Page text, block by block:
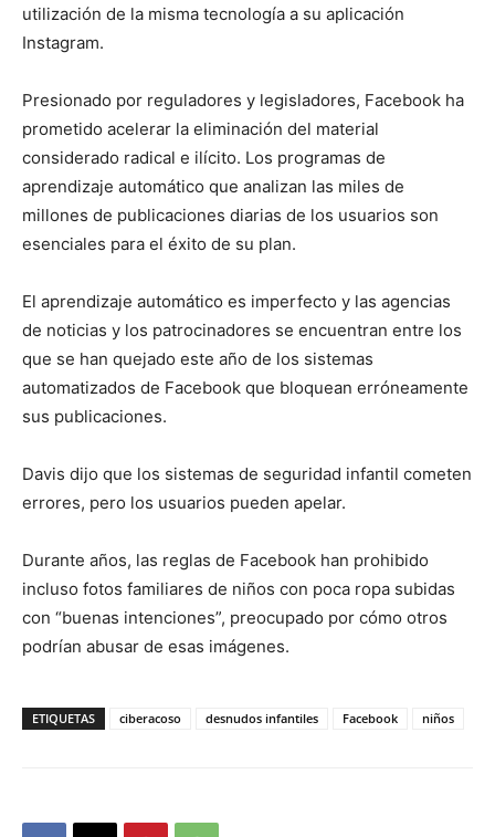
utilización de la misma tecnología a su aplicación
Instagram.
Presionado por reguladores y legisladores, Facebook ha
prometido acelerar la eliminación del material
considerado radical e ilícito. Los programas de
aprendizaje automático que analizan las miles de
millones de publicaciones diarias de los usuarios son
esenciales para el éxito de su plan.
El aprendizaje automático es imperfecto y las agencias
de noticias y los patrocinadores se encuentran entre los
que se han quejado este año de los sistemas
automatizados de Facebook que bloquean erróneamente
sus publicaciones.
Davis dijo que los sistemas de seguridad infantil cometen
errores, pero los usuarios pueden apelar.
Durante años, las reglas de Facebook han prohibido
incluso fotos familiares de niños con poca ropa subidas
con “buenas intenciones”, preocupado por cómo otros
podrían abusar de esas imágenes.
ETIQUETAS ciberacoso desnudos infantiles Facebook niños